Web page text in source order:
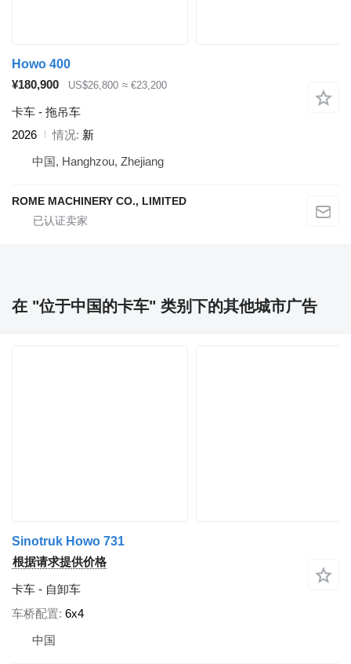
Howo 400
¥180,900
US$26,800 ≈ €23,200
卡车 - 拖吊车
2026
情况 新
中国, Hanghzou, Zhejiang
ROME MACHINERY CO., LIMITED
在 "位于中国的卡车" 类别下的其他城市广告
Sinotruk Howo 731
根据请求提供价格
卡车 - 自卸车
车桥配置 6x4
中国